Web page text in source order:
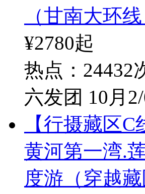
（甘南大环
¥2780起
热点：24432
六发团 10月2/
【行摄藏区
黄河第一湾.
度游（穿越